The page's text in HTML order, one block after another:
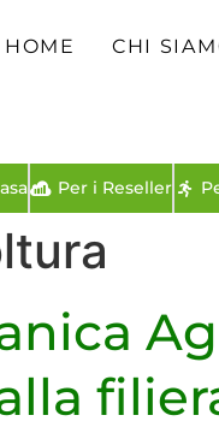
HOME CHI
Per i Reseller